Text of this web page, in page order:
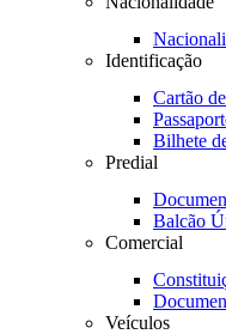
Identificação
Cartão
Bilhete
Predial
Balcão
Comercial
Veículos